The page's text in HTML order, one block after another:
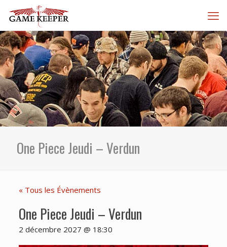
One Piece Jeudi – Verdun
« Tous les Évènements
One Piece Jeudi – Verdun
2 décembre 2027 @ 18:30